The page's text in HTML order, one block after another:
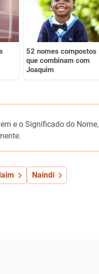
52 nomes compostos
que combinam com
Joaquim
e o Significado do Nome,
Naindí